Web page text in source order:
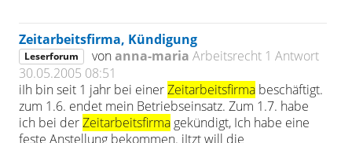
Zeitarbeitsfirma, Kündigung
Leserforum vonanna-maria Arbeitsrecht 1 Antwort
30.05.2005 08:51
iIh bin seit 1 jahr bei einerZeitarbeitsfirma beschäftigt.
zum 1.6. endet mein Betriebseinsatz. Zum 1.7. habe
ich bei derZeitarbeitsfirma gekündigt, Ich habe eine
feste Anstellung bekommen. jJtzt will die